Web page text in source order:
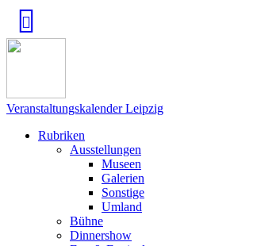
Veranstaltungskalender Leipzig
Rubriken
Ausstellungen
Museen
Galerien
Sonstige
Umland
Bühne
Dinnershow